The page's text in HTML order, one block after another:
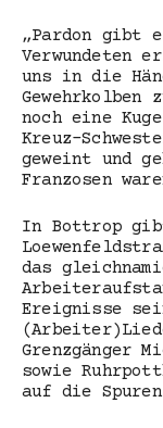
„Pardon gibt
Verwundeten
uns in die
noch eine
Kreuz-
geweint und
Franzosen
In Bottrop
das
Ereignisse
Grenzgänger
sowie
auf die